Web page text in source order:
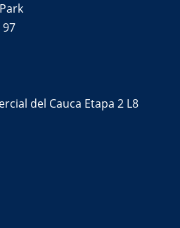
97
del Cauca Etapa 2 L8